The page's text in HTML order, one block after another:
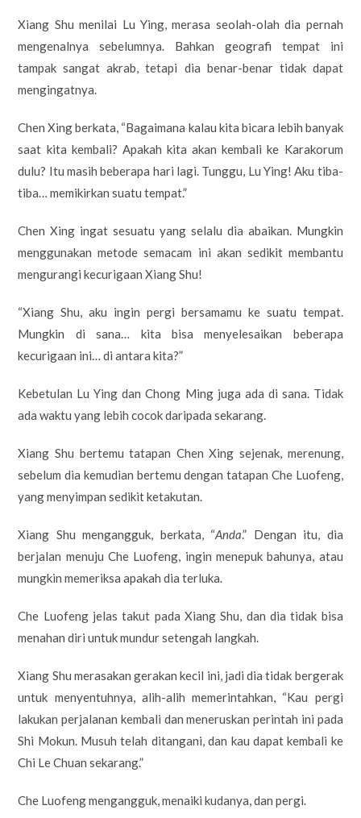
Xiang Shu menilai Lu Ying, merasa seolah-olah dia pernah
mengenalnya sebelumnya. Bahkan geografi tempat ini
tampak sangat akrab, tetapi dia benar-benar tidak dapat
mengingatnya.
Chen Xing berkata, “Bagaimana kalau kita bicara lebih banyak
saat kita kembali? Apakah kita akan kembali ke Karakorum
dulu? Itu masih beberapa hari lagi. Tunggu, Lu Ying! Aku tiba-
tiba… memikirkan suatu tempat.”
Chen Xing ingat sesuatu yang selalu dia abaikan. Mungkin
menggunakan metode semacam ini akan sedikit membantu
mengurangi kecurigaan Xiang Shu!
“Xiang Shu, aku ingin pergi bersamamu ke suatu tempat.
Mungkin di sana… kita bisa menyelesaikan beberapa
kecurigaan ini… di antara kita?”
Kebetulan Lu Ying dan Chong Ming juga ada di sana. Tidak
ada waktu yang lebih cocok daripada sekarang.
Xiang Shu bertemu tatapan Chen Xing sejenak, merenung,
sebelum dia kemudian bertemu dengan tatapan Che Luofeng,
yang menyimpan sedikit ketakutan.
Xiang Shu mengangguk, berkata, “Anda.” Dengan itu, dia
berjalan menuju Che Luofeng, ingin menepuk bahunya, atau
mungkin memeriksa apakah dia terluka.
Che Luofeng jelas takut pada Xiang Shu, dan dia tidak bisa
menahan diri untuk mundur setengah langkah.
Xiang Shu merasakan gerakan kecil ini, jadi dia tidak bergerak
untuk menyentuhnya, alih-alih memerintahkan, “Kau pergi
lakukan perjalanan kembali dan meneruskan perintah ini pada
Shi Mokun. Musuh telah ditangani, dan kau dapat kembali ke
Chi Le Chuan sekarang.”
Che Luofeng mengangguk, menaiki kudanya, dan pergi.